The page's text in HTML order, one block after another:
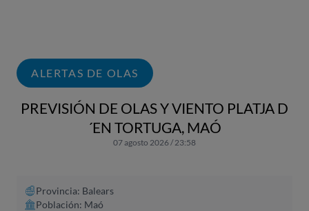
ALERTAS DE OLAS
PREVISIÓN DE OLAS Y VIENTO PLATJA D
´EN TORTUGA, MAÓ
07 agosto 2026 / 23:58
Provincia: Balears
Población: Maó